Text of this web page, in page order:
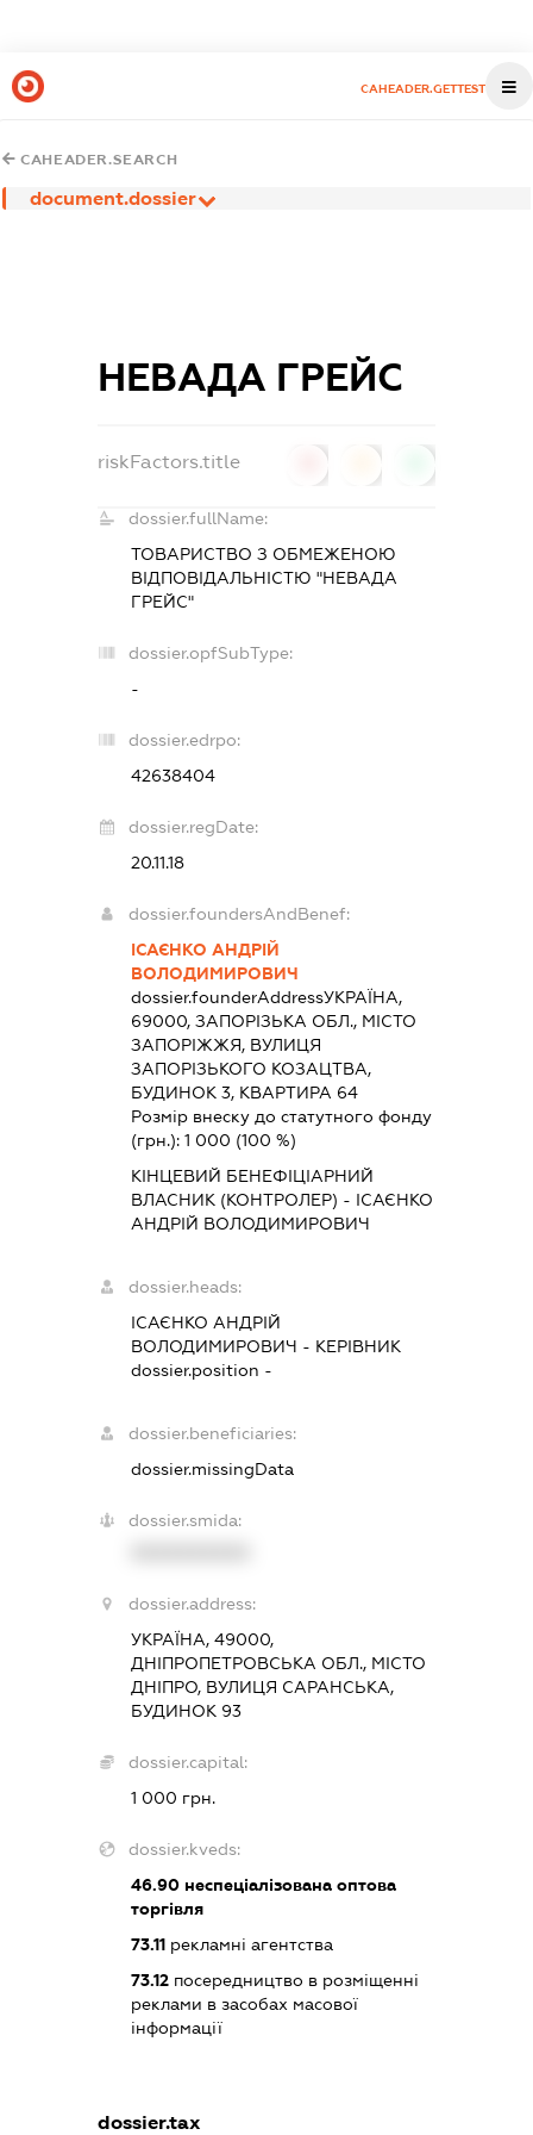
CAHEADER.GETTEST
CAHEADER.SEARCH
document.dossier
НЕВАДА ГРЕЙС
riskFactors.title
dossier.fullName:
ТОВАРИСТВО З ОБМЕЖЕНОЮ
ВІДПОВІДАЛЬНІСТЮ "НЕВАДА
ГРЕЙС"
dossier.opfSubType:
-
dossier.edrpo:
42638404
dossier.regDate:
20.11.18
dossier.foundersAndBenef:
ІСАЄНКО АНДРІЙ
ВОЛОДИМИРОВИЧ
dossier.founderAddressУКРАЇНА,
69000, ЗАПОРІЗЬКА ОБЛ., МІСТО
ЗАПОРІЖЖЯ, ВУЛИЦЯ
ЗАПОРІЗЬКОГО КОЗАЦТВА,
БУДИНОК 3, КВАРТИРА 64
Розмір внеску до статутного фонду
(грн.): 1 000 (100 %)
КІНЦЕВИЙ БЕНЕФІЦІАРНИЙ
ВЛАСНИК (КОНТРОЛЕР) - ІСАЄНКО
АНДРІЙ ВОЛОДИМИРОВИЧ
dossier.heads:
ІСАЄНКО АНДРІЙ
ВОЛОДИМИРОВИЧ - КЕРІВНИК
dossier.position -
dossier.beneficiaries:
dossier.missingData
dossier.smida:
dossier.address:
УКРАЇНА, 49000,
ДНІПРОПЕТРОВСЬКА ОБЛ., МІСТО
ДНІПРО, ВУЛИЦЯ САРАНСЬКА,
БУДИНОК 93
dossier.capital:
1 000 грн.
dossier.kveds:
46.90неспеціалізована оптова
торгівля
73.11рекламні агентства
73.12посередництво в розміщенні
реклами в засобах масової
інформації
dossier.tax